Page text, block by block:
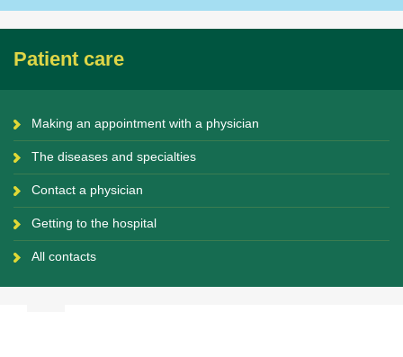
Patient care
Making an appointment with a physician
The diseases and specialties
Contact a physician
Getting to the hospital
All contacts